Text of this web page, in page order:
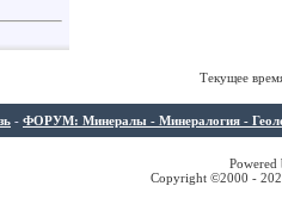
Текущее
- ФОРУМ: Минералы - Минералогия -
Copyright ©2000 -